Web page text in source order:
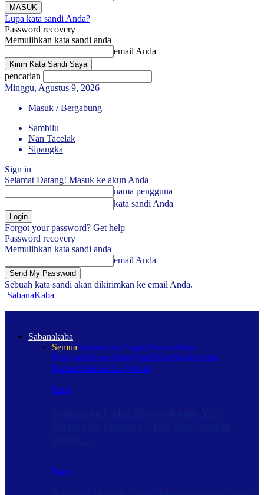
Lupa kata sandi Anda?
Password recovery
Memulihkan kata sandi anda
email Anda
pencarian
Minggu, Agustus 9, 2026
Masuk / Bergabung
Sambilu
Nan Tacelak
Sipangka
Sign in
Selamat Datang! Masuk ke akun Anda
nama pengguna
kata sandi Anda
Forgot your password? Get help
Password recovery
Memulihkan kata sandi anda
email Anda
Sebuah kata sandi akan dikirimkan ke email Anda.
SabanaKaba
Sabanakaba
SemuaSabanakaba NagariSabanakaba
PariwaraSabanakaba PendidikanSabanakaba
RantauSabanakaba Wisata
Baru
Baru